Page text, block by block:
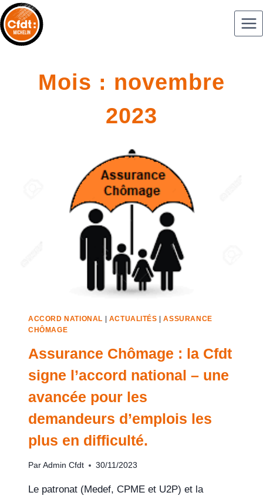
Mois : novembre
2023
ACCORD NATIONAL | ACTUALITÉS |ASSURANCE
CHÔMAGE
Assurance Chômage : la Cfdt
signe l’accord national – une
avancée pour les
demandeurs d’emplois les
plus en difficulté.
Par Admin Cfdt 30/11/2023
Le patronat (Medef, CPME et U2P) et la